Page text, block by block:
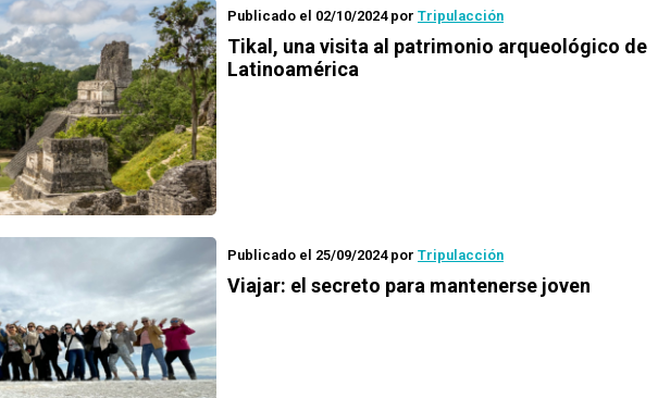
Publicado el 02/10/2024por Tripulacción
Tikal, una visita al patrimonio arqueológico de
Latinoamérica
Publicado el 25/09/2024por Tripulacción
Viajar: el secreto para mantenerse joven